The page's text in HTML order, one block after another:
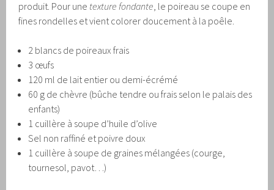
produit. Pour une texture fondante, le poireau se coupe en
fines rondelles et vient colorer doucement à la poêle.
2 blancs de poireaux frais
3 œufs
120 ml de lait entier ou demi-écrémé
60 g de chèvre (bûche tendre ou frais selon le palais des
enfants)
1 cuillère à soupe d’huile d’olive
Sel non raffiné et poivre doux
1 cuillère à soupe de graines mélangées (courge,
tournesol, pavot…)